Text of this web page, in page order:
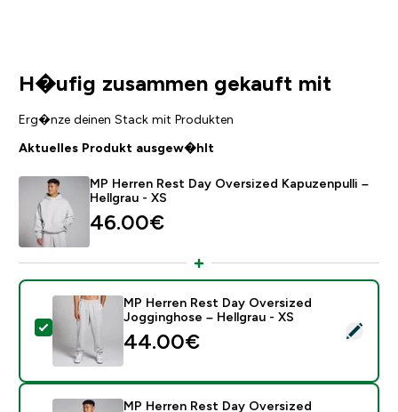
H�ufig zusammen gekauft mit
Erg�nze deinen Stack mit Produkten
Aktuelles Produkt ausgew�hlt
MP Herren Rest Day Oversized Kapuzenpulli –
Hellgrau - XS
46.00€‎
Dieses Produkt ausw�hlen - MP Herren Rest Day
MP Herren Rest Day Oversized
Jogginghose – Hellgrau - XS
44.00€‎
MP Herren Rest Day Oversized